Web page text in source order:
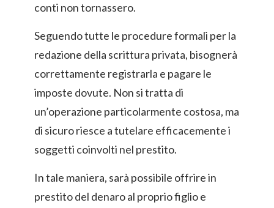
conti non tornassero.
Seguendo tutte le procedure formali per la
redazione della scrittura privata, bisognerà
correttamente registrarla e pagare le
imposte dovute. Non si tratta di
un’operazione particolarmente costosa, ma
di sicuro riesce a tutelare efficacemente i
soggetti coinvolti nel prestito.
In tale maniera, sarà possibile offrire in
prestito del denaro al proprio figlio e